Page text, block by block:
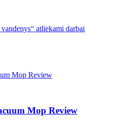
atliekami darbai
Mop Review